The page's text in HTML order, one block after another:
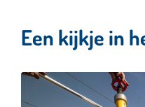
Een kijkje in